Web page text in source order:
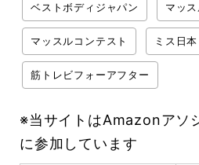
ベストボディジャパン マッ
マッスルコンテスト ミス日本
筋トレビフォーアフター
※当サイトはAmazonアソ
に参加しています